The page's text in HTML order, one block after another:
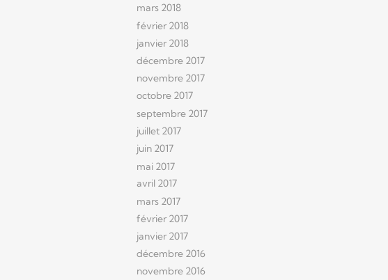
mars 2018
février 2018
janvier 2018
décembre 2017
novembre 2017
octobre 2017
septembre 2017
juillet 2017
juin 2017
mai 2017
avril 2017
mars 2017
février 2017
janvier 2017
décembre 2016
novembre 2016